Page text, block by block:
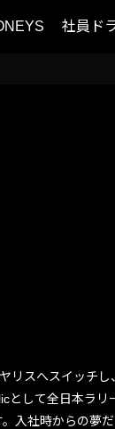
社員ド
リスへスイッチ
として全日本ラリ
入社時からの夢